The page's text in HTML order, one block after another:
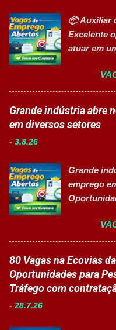
de
de
atuação
📦 Auxiliar
Excelente
atuar em
📋 Sobre
está com
Logística .
Receber
Embalar e
logísticos;
operação;
agilidade
possuir
Grande indústria abre
em diversos setores
- 3.8.26
Grande
emprego
Sobre as
indústrias
consumo
emprego
diferentes
80 Vagas na Ecovias
Oportunidades para
Tráfego com
-28.7.26